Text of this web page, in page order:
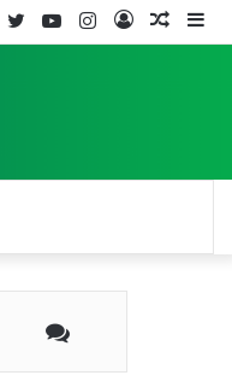
Log
Instagram
YouTube
Twitter
Facebook